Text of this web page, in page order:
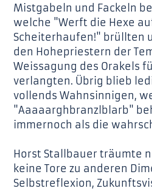
Mistgabeln und Fackeln
welche "Werft die Hexe
Scheiterhaufen!" brüllten
den Hohepriestern der
Weissagung des Orakels
verlangten. Übrig blieb
vollends Wahnsinnigen,
"Aaaaarghbranzlblarb"
immernoch als die
Horst Stallbauer träumte
keine Tore zu anderen
Selbstreflexion,